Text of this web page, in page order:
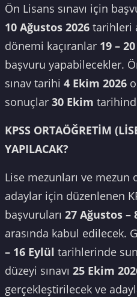
Ön Lisans sınavı için
10 Ağustos 2026 tarihleri
dönemi kaçıranlar 19 –
başvuru yapabilecekler.
sınav tarihi 4 Ekim 2026
sonuçlar 30 Ekim
KPSS ORTAÖĞRETİM
YAPILACAK?
Lise mezunları ve
adaylar için düzenlenen
başvuruları 27 Ağustos –
arasında kabul edilecek.
– 16 Eylül tarihlerinde
düzeyi sınavı 25 Ekim
gerçekleştirilecek ve